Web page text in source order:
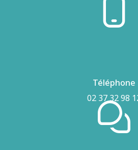
Téléphone
02 37 32 98